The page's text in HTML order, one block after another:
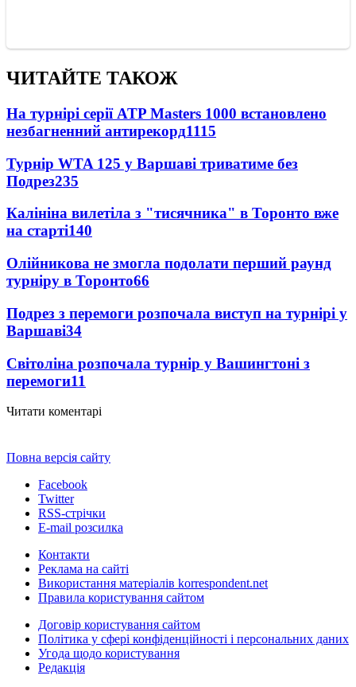
ЧИТАЙТЕ ТАКОЖ
На турнірі серії ATP Masters 1000 встановлено
незбагненний антирекорд1115
Турнір WTA 125 у Варшаві триватиме без
Подрез235
Калініна вилетіла з "тисячника" в Торонто вже
на старті140
Олійникова не змогла подолати перший раунд
турніру в Торонто66
Подрез з перемоги розпочала виступ на турнірі у
Варшаві34
Світоліна розпочала турнір у Вашингтоні з
перемоги11
Читати коментарі
Повна версія сайту
Facebook
Twitter
RSS-стрічки
E-mail розсилка
Контакти
Реклама на сайті
Використання матеріалів korrespondent.net
Правила користування сайтом
Договір користування сайтом
Політика у сфері конфіденційності і персональних даних
Угода щодо користування
Редакція